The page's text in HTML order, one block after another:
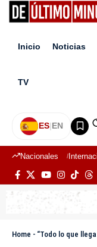
Inicio Noticias
TV
ES|EN
Nacionales
Home - “Todo lo que llega tiene